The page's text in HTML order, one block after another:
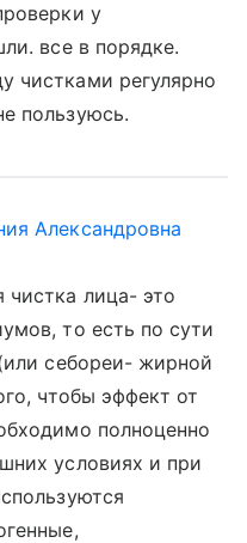
у
все в порядке.
чистками регулярно
пользуюсь.
Александровна
лица- это
то есть по сути
себореи- жирной
чтобы эффект от
полноценно
условиях и при